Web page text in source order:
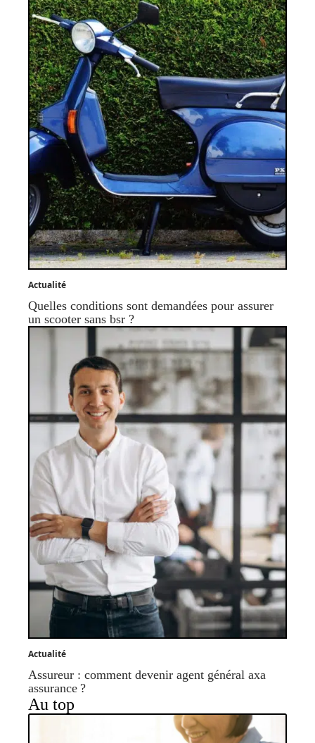
Actualité
Quelles conditions sont demandées pour assurer
un scooter sans bsr ?
Actualité
Assureur : comment devenir agent général axa
assurance ?
Au top